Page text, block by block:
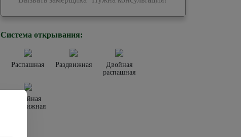
Система открывания:
Распашная Раздвижная
Двойная
распашная
Двойная
раздвижная